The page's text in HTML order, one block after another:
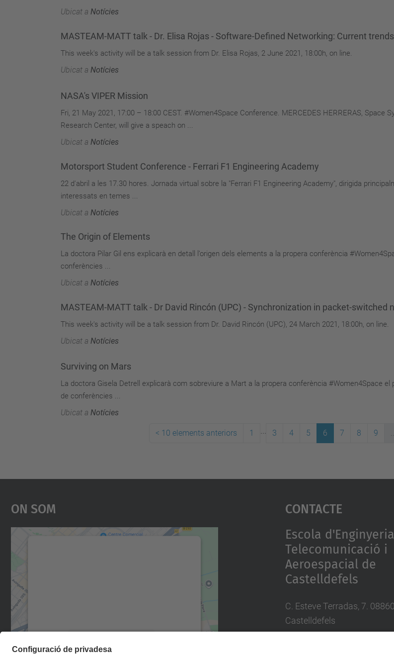
Ubicat a Notícies
MASTEAM-MATT talk - Dr. Elisa Rojas - Software-Defined Networking: Current
This week's activity will be a talk session from Dr. Elisa Rojas, 2 June 2021, 18:00h, on line.
Ubicat a Notícies
NASA's VIPER Mission
Fri, 21 May 2021, 17:00 – 18:00 CEST. #Women4Space Conference. MERCEDES HERRERAS, Space
Research Center, will give a speach on ...
Ubicat a Notícies
Motorsport Student Conference - Ferrari F1 Engineering Academy
22 d'abril a les 17.30 hores. Jornada virtual sobre la "Ferrari F1 Engineering Academy", dirigida
interessats en temes ...
Ubicat a Notícies
The Origin of Elements
La doctora Pilar Gil ens explicarà en detall l’origen dels elements a la propera conferència
conferències ...
Ubicat a Notícies
MASTEAM-MATT talk - Dr David Rincón (UPC) - Synchronization in packet-switched
This week's activity will be a talk session from Dr. David Rincón (UPC), 24 March 2021, 18:00h, on line.
Ubicat a Notícies
Surviving on Mars
La doctora Gisela Detrell explicarà com sobreviure a Mart a la propera conferència #Women4Space el
de conferències ...
Ubicat a Notícies
< 10 elements anteriors 1 3 4 5 6 7 8 9
On Som Contacte
Escola
Telecomunicació i
Aeroespacial de
Castelldefels
C. Esteve Terradas, 7. 08860
Castelldefels